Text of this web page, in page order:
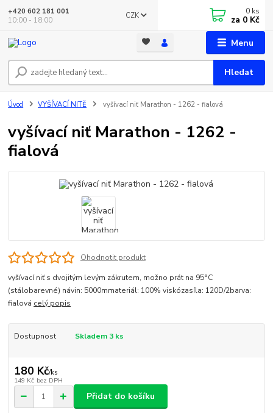
Menu
CZK
Hledat
+420 602 181 001
10:00 - 18:00
0 ks
za 0 Kč
Úvod VYŠÍVACÍ NITĚ vyšívací niť Marathon - 1262 - fialová
vyšívací niť Marathon - 1262 -
fialová
Ohodnotit produkt
vyšívací niť s dvojitým levým zákrutem, možno prát na 95°C
(stálobarevné) návin: 5000mmateriál: 100% viskózasíla: 120D/2barva:
fialová celý popis
Dostupnost Skladem 3 ks
180 Kč/ks
149 Kč bez DPH
Přidat do košíku